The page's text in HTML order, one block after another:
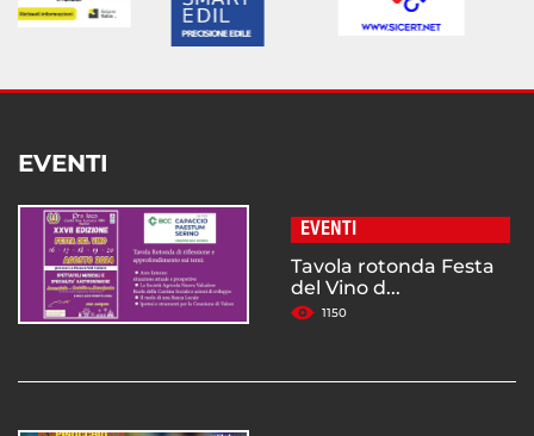
EVENTI
EVENTI
Tavola rotonda Festa
del Vino d...
1150